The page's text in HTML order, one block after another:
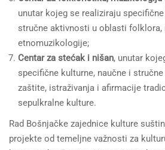
unutar kojeg se realiziraju
stručne aktivnosti u oblasti folklora,
etnomuzikologije;
Centar za stećak i nišan, unutar
specifične kulturne, naučne i
zaštite, istraživanja i afirmacije
sepulkralne kulture.
Rad Bošnjačke zajednice kulture
projekte od temeljne važnosti za